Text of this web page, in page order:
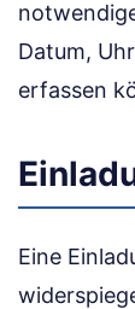
Datum,
erfassen
Eine